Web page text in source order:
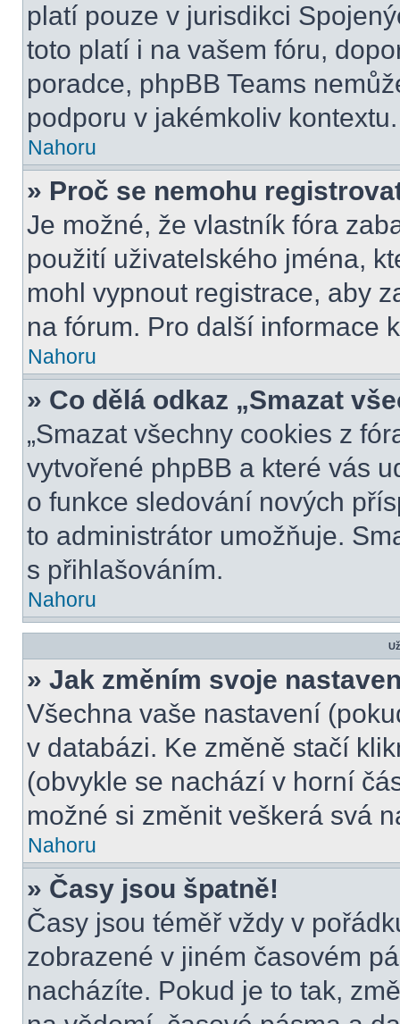
platí pouze v jurisdikci
toto platí i na vašem fóru,
poradce, phpBB Teams
podporu v jakémkoliv kontextu.
Nahoru
» Proč se nemohu
Je možné, že vlastník fóra
použití uživatelského jména,
mohl vypnout registrace, aby
na fórum. Pro další informace
Nahoru
» Co dělá odkaz „Smazat
„Smazat všechny cookies z
vytvořené phpBB a které vás
o funkce sledování nových
to administrátor umožňuje.
s přihlašováním.
Nahoru
» Jak změním svoje
Všechna vaše nastavení
v databázi. Ke změně stačí
(obvykle se nachází v horní
možné si změnit veškerá svá
Nahoru
» Časy jsou špatně!
Časy jsou téměř vždy v
zobrazené v jiném časovém
nacházíte. Pokud je to tak,